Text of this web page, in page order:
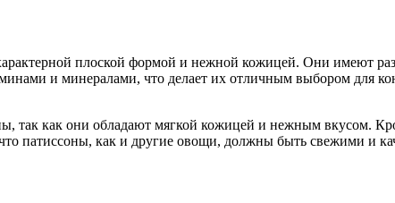
плоской формой и нежной кожицей. Они имеют
и минералами, что делает их отличным выбором для
так как они обладают мягкой кожицей и нежным вкусом.
патиссоны, как и другие овощи, должны быть свежими и